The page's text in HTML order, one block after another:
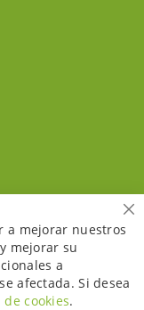
a mejorar nuestros
mejorar su
a
afectada. Si desea
de cookies.